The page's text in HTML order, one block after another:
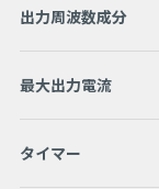
出力周波数成分
最大出力電流
タイマー